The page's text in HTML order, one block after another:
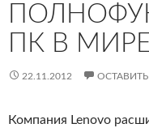
ПК В
22.11.2012
Компания Lenovo